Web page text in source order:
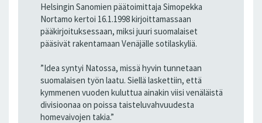
Helsingin Sanomien päätoimittaja Simopekka
Nortamo kertoi 16.1.1998 kirjoittamassaan
pääkirjoituksessaan, miksi juuri suomalaiset
pääsivät rakentamaan Venäjälle sotilaskyliä.
”Idea syntyi Natossa, missä hyvin tunnetaan
suomalaisen työn laatu. Siellä laskettiin, että
kymmenen vuoden kuluttua ainakin viisi venäläistä
divisioonaa on poissa taisteluvahvuudesta
homevaivojen takia.”